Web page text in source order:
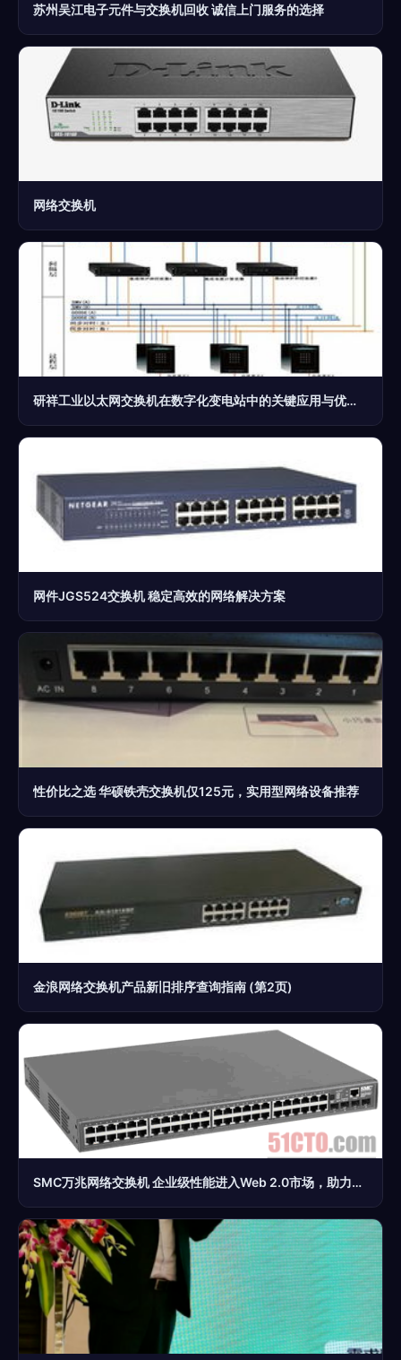
苏州吴江电子元件与交换机回收 诚信上门服务的选择
网络交换机
研祥工业以太网交换机在数字化变电站中的关键应用与优势分析
网件JGS524交换机 稳定高效的网络解决方案
性价比之选 华硕铁壳交换机仅125元，实用型网络设备推荐
金浪网络交换机产品新旧排序查询指南 (第2页)
SMC万兆网络交换机 企业级性能进入Web 2.0市场，助力高效网络架构升级